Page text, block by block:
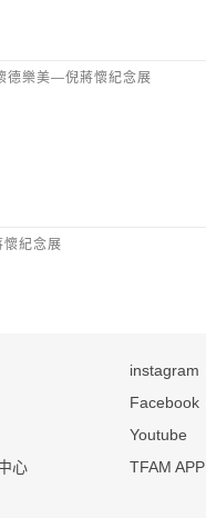
德樂美—倪蔣懷紀念展
懷紀念展
心
instagram
Facebook
Youtube
TFAM APP